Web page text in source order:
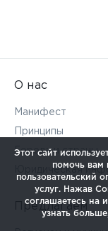
Этот сайт
помочь вам
пользовательский
услуг. Нажав
соглашаетесь на
узнать
О нас
Манифест
Принципы
Города и страны
Юридическая
Предлагаем